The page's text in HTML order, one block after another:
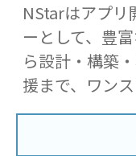
NStarはアプリ
ーとして、豊
ら設計・構築
援まで、ワン